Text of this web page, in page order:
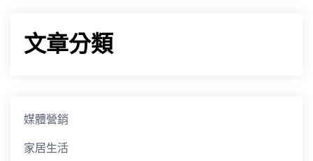
文章分類
媒體營銷
家居生活